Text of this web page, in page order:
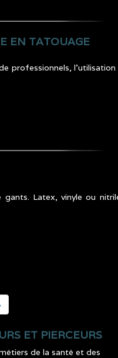
EN TATOUAGE
professionnels, l’utilisation
Latex, vinyle ou
ET PIERCEURS
de la santé et des